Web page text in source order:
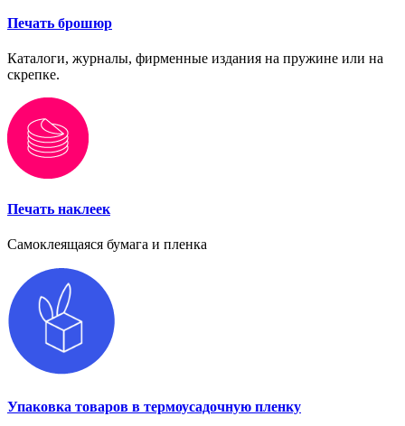
Печать брошюр
Каталоги, журналы, фирменные издания на пружине или на
скрепке.
Печать наклеек
Самоклеящаяся бумага и пленка
Упаковка товаров в термоусадочную пленку